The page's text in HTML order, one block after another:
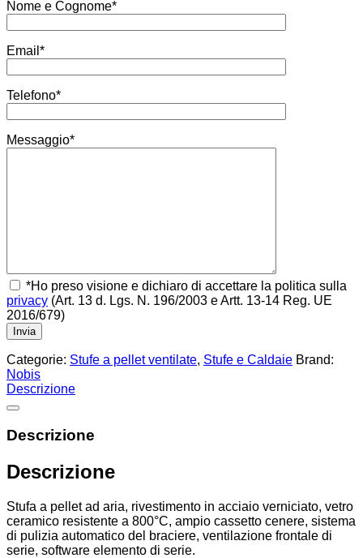
Nome e Cognome*
Email*
Telefono*
Messaggio*
*Ho preso visione e dichiaro di accettare la politica sulla
privacy (Art. 13 d. Lgs. N. 196/2003 e Artt. 13-14 Reg. UE
2016/679)
Categorie: Stufe a pellet ventilate, Stufe e Caldaie Brand:
Nobis
Descrizione
Descrizione
Descrizione
Stufa a pellet ad aria, rivestimento in acciaio verniciato, vetro
ceramico resistente a 800°C, ampio cassetto cenere, sistema
di pulizia automatico del braciere, ventilazione frontale di
serie, software elemento di serie.